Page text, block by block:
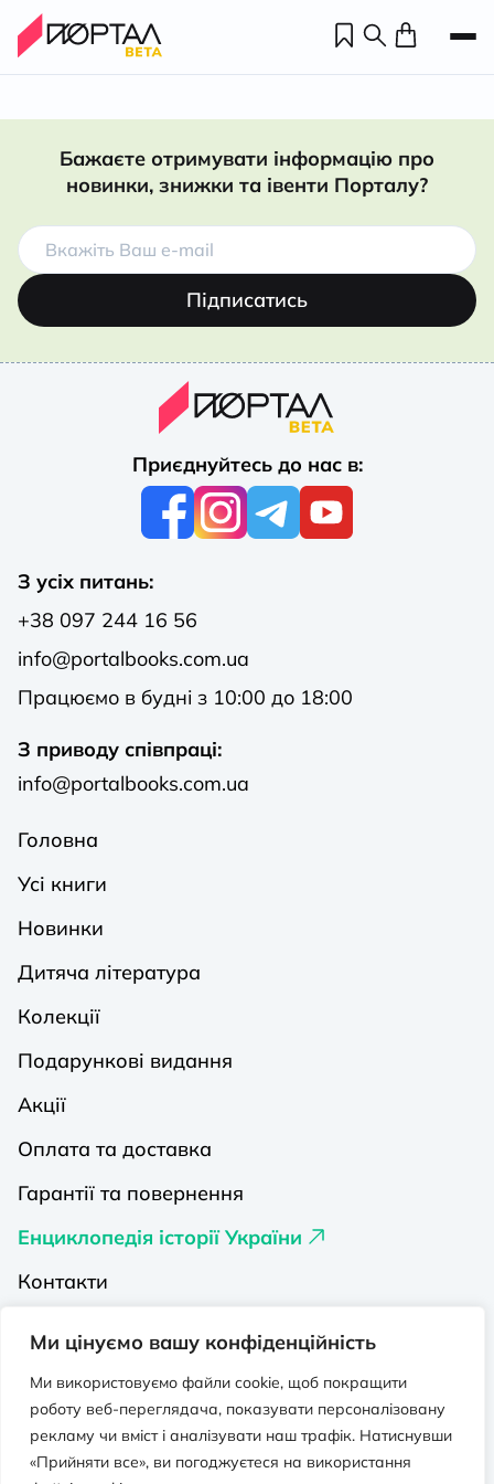
Ми цінуємо вашу конфіденційність
Ми використовуємо файли cookie, щоб покращити
роботу веб-переглядача, показувати персоналізовану
рекламу чи вміст і аналізувати наш трафік. Натиснувши
«Прийняти все», ви погоджуєтеся на використання
Бажаєте отримувати інформацію про
новинки, знижки та івенти Порталу?
Підписатись
Приєднуйтесь до нас в:
З усіх питань:
+38 097 244 16 56
info@portalbooks.com.ua
Працюємо в будні з 10:00 до 18:00
З приводу співпраці:
info@portalbooks.com.ua
Головна
Усі книги
Новинки
Дитяча література
Колекції
Подарункові видання
Акції
Оплата та доставка
Гарантії та повернення
Енциклопедія історії України
Контакти
Видавництва на Порталі
Політика конфіденційності
Публічна оферта